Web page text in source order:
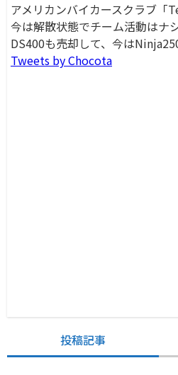
アメリカンバイカースクラブ「
今は解散状態でチーム活動はナシ
DS400も売却して、今は
Tweets by Chocota
投稿記事